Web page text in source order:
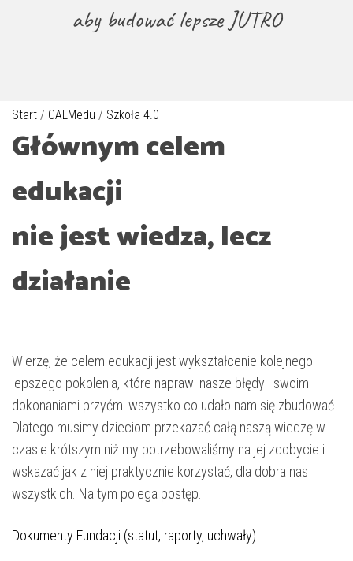
aby budować lepsze JUTRO
Start / CALMedu / Szkoła 4.0
Głównym celem
edukacji
nie jest wiedza, lecz
działanie
Wierzę, że celem edukacji jest wykształcenie kolejnego
lepszego pokolenia, które naprawi nasze błędy i swoimi
dokonaniami przyćmi wszystko co udało nam się zbudować.
Dlatego musimy dzieciom przekazać całą naszą wiedzę w
czasie krótszym niż my potrzebowaliśmy na jej zdobycie i
wskazać jak z niej praktycznie korzystać, dla dobra nas
wszystkich. Na tym polega postęp.
Dokumenty Fundacji (statut, raporty, uchwały)